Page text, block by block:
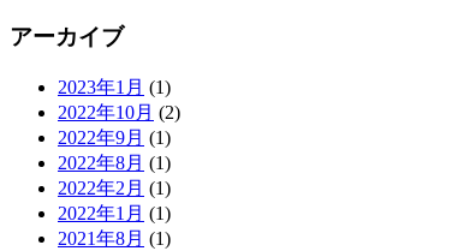
アーカイブ
2023年1月 (1)
2022年10月 (2)
2022年9月 (1)
2022年8月 (1)
2022年2月 (1)
2022年1月 (1)
2021年8月 (1)